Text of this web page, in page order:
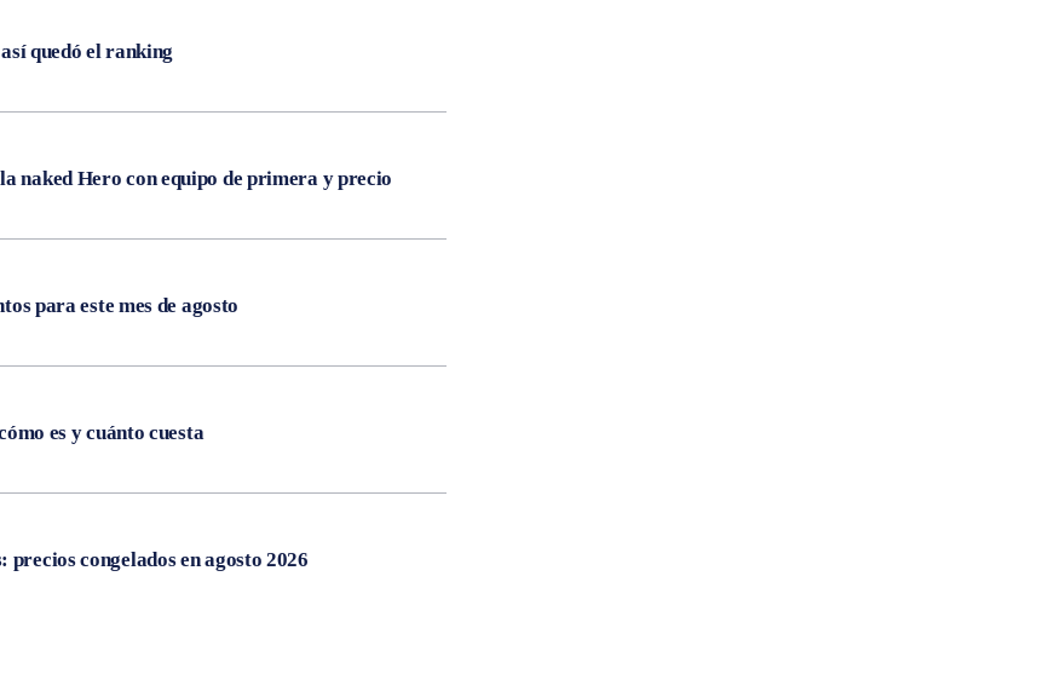
quedó el ranking
naked Hero con equipo de primera y precio
para este mes de agosto
es y cuánto cuesta
congelados en agosto 2026